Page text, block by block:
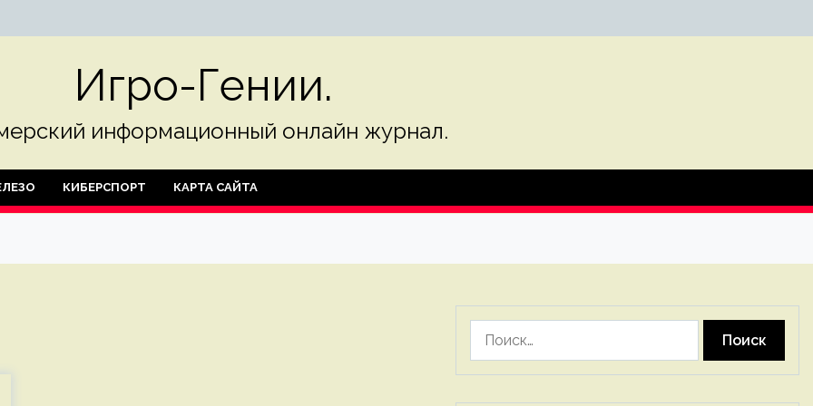
Игро-Гении.
информационный онлайн журнал.
КИБЕРСПОРТ КАРТА САЙТА